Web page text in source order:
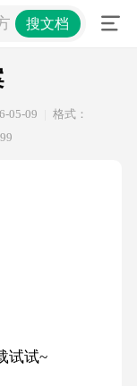
案搜文档
05-09
格式：
试试~